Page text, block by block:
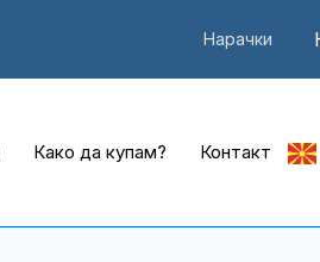
Нарачки
Како да купам? Контакт